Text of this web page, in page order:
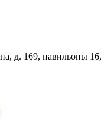
д. 169, павильоны